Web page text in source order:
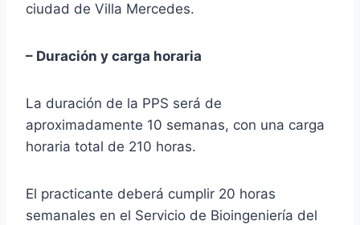
ciudad de Villa Mercedes.
– Duración y carga horaria
La duración de la PPS será de
aproximadamente 10 semanas, con una carga
horaria total de 210 horas.
El practicante deberá cumplir 20 horas
semanales en el Servicio de Bioingeniería del